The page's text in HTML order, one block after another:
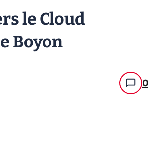
le Cloud
Boyon
0